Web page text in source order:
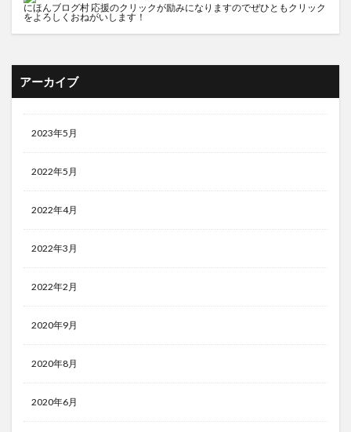
にほんブログ村 応援のクリックが励みになりますのでぜひともクリック
をよろしくおねがいします！
アーカイブ
2023年5月
2022年5月
2022年4月
2022年3月
2022年2月
2020年9月
2020年8月
2020年6月